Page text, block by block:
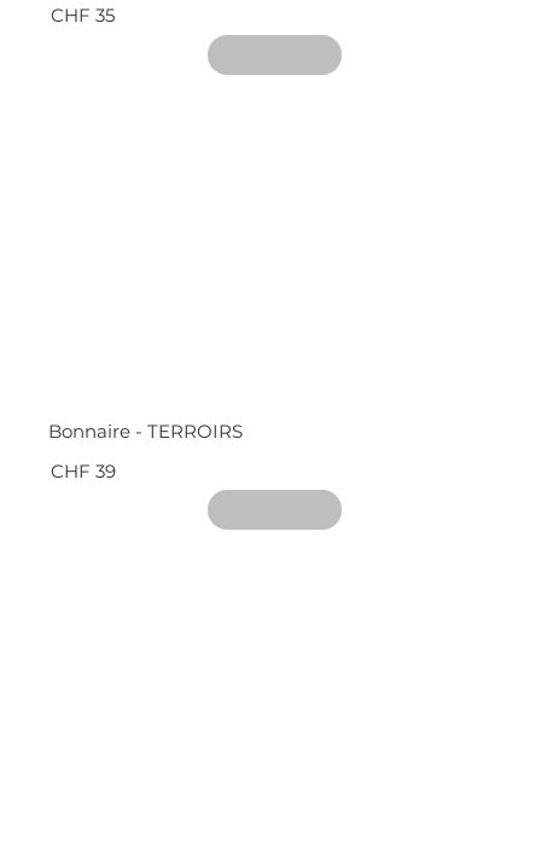
CHF 35
Bonnaire - TERROIRS
CHF 39